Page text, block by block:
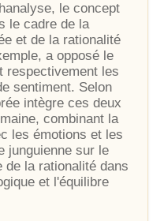
le concept
le cadre de la
et de la rationalité
a opposé le
respectivement les
sentiment. Selon
intègre ces deux
combinant la
les émotions et les
junguienne sur le
de la rationalité dans
et l'équilibre